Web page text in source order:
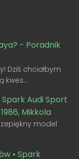
- Poradnik
Dziś chciałbym
kwes…
Audi Sport
Mikkola
model
• Spark